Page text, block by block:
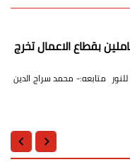
بقطاع الاعمال تخرج
للنور متابعه:- محمد سراج الدين